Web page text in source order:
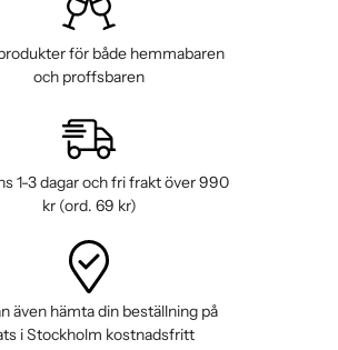
för både hemmabaren
och proffsbaren
1-3 dagar och fri frakt över 990
kr (ord. 69 kr)
även hämta din beställning på
i Stockholm kostnadsfritt